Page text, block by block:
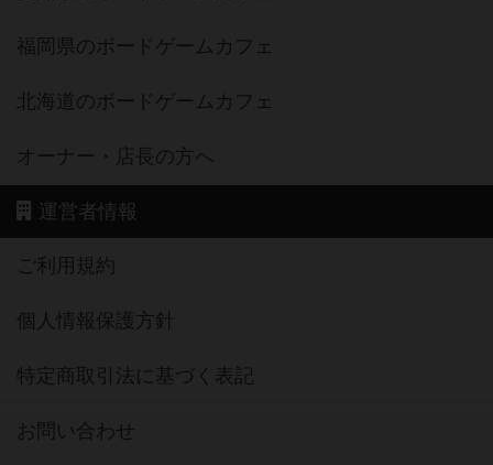
福岡県のボードゲームカフェ
北海道のボードゲームカフェ
オーナー・店長の方へ
運営者情報
ご利用規約
個人情報保護方針
特定商取引法に基づく表記
お問い合わせ